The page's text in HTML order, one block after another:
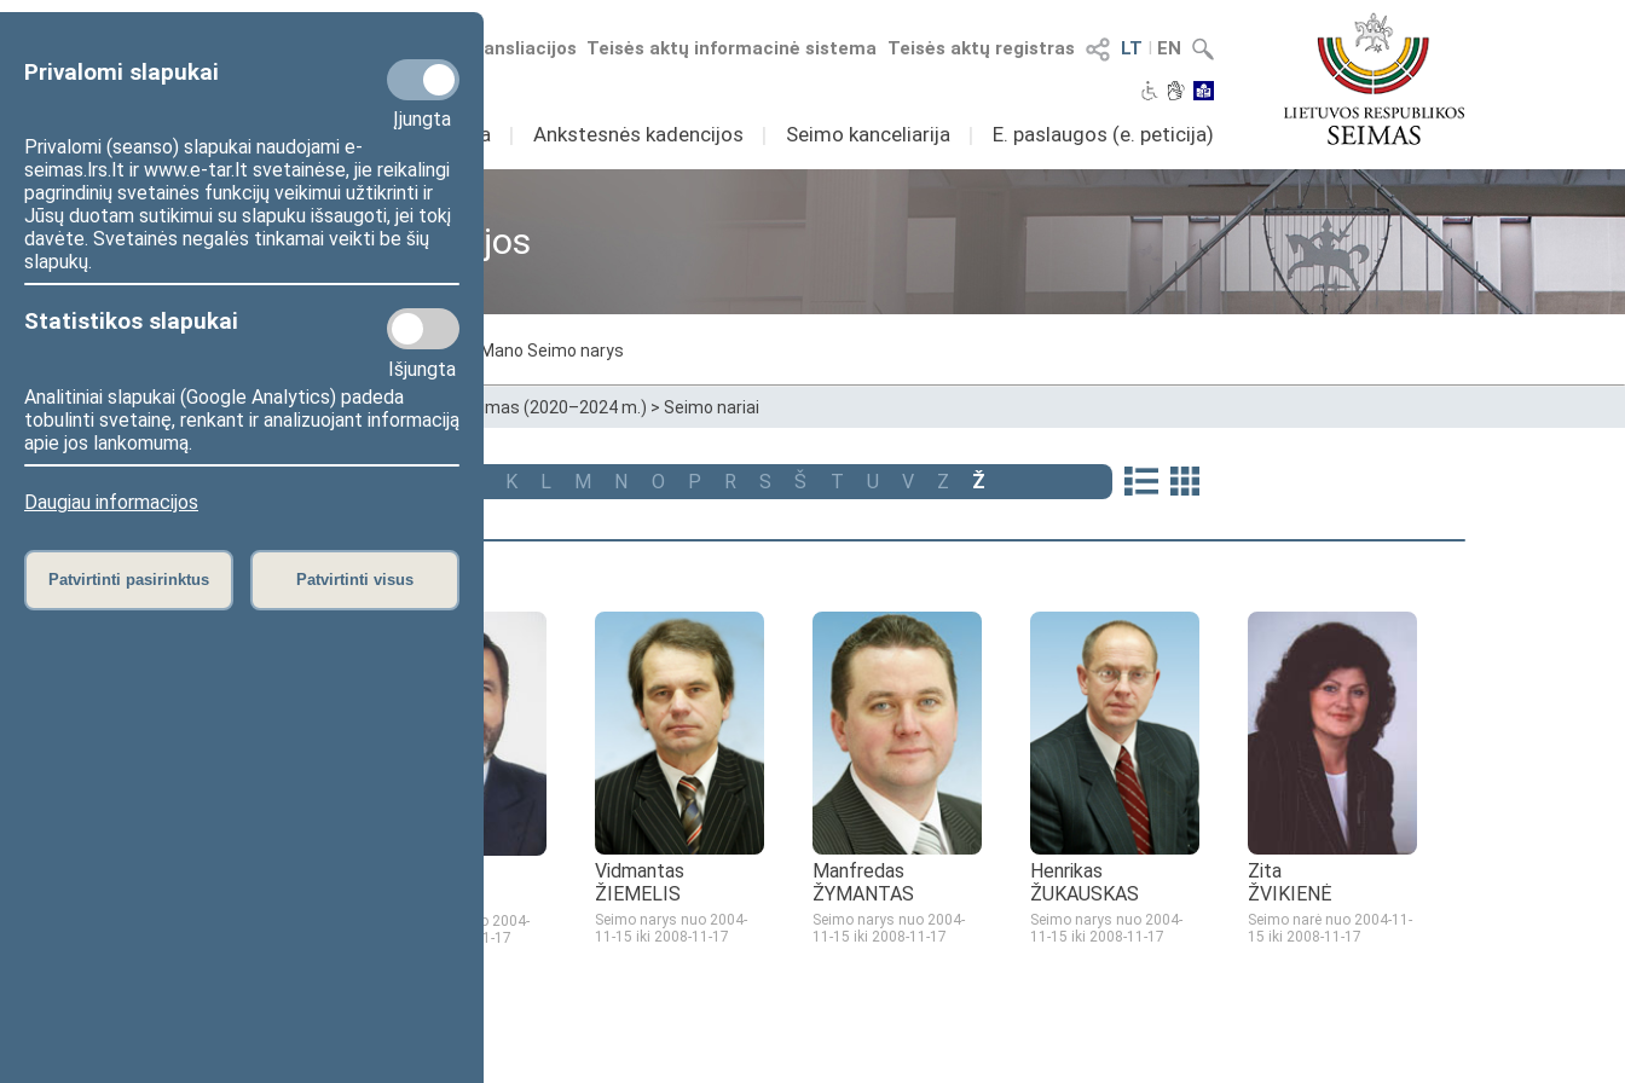
Privalomi slapukai
Įjungta
Privalomi (seanso) slapukai naudojami e-
seimas.lrs.lt ir www.e-tar.lt svetainėse, jie reikalingi
pagrindinių svetainės funkcijų veikimui užtikrinti ir
Jūsų duotam sutikimui su slapuku išsaugoti, jei tokį
davėte. Svetainės negalės tinkamai veikti be šių
slapukų.
Statistikos slapukai
Išjungta
Analitiniai slapukai (Google Analytics) padeda
tobulinti svetainę, renkant ir analizuojant informaciją
apie jos lankomumą.
Daugiau informacijos
Patvirtinti pasirinktus Patvirtinti visus
LT I EN
Teisės aktų registras
Teisės aktų informacinė sistema
Numatomos transliacijos
Sudėtis Veikla I Ankstesnės kadencijos I Seimo kanceliarija I E. paslaugos (e. peticija)
Ankstesnės kadencijos
Pagal apygardas Mano Seimo narys
Pradžia>Ankstesnės kadencijos XIII Seimas (2020–2024 m.) > Seimo nariai
K L M N O P R S Š T U V Z Ž
Ž (6)
Seimo narys nuo 2004-
iki 2008-11-17
Vidmantas
ŽIEMELIS
Seimo narys nuo 2004-
11-15 iki 2008-11-17
Manfredas
ŽYMANTAS
Seimo narys nuo 2004-
11-15 iki 2008-11-17
Henrikas
ŽUKAUSKAS
Seimo narys nuo 2004-
11-15 iki 2008-11-17
Zita
ŽVIKIENĖ
Seimo narė nuo 2004-11-
15 iki 2008-11-17